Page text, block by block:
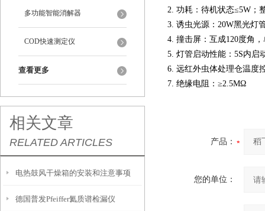
多功能智能消解器
COD快速测定仪
查看更多
相关文章
RELATED ARTICLES
电热鼓风干燥箱的安装和注意事项
德国普发Pfeiffer氦质谱检漏仪
2. 功耗：待机状态≤5W；
3. 诱虫光源：20W黑光灯
4. 撞击屏：互成120度角
5. 灯管启动性能：5S内启
6. 远红外虫体处理仓温度
7. 绝缘电阻：≥2.5MΩ
产品：
您的单位：